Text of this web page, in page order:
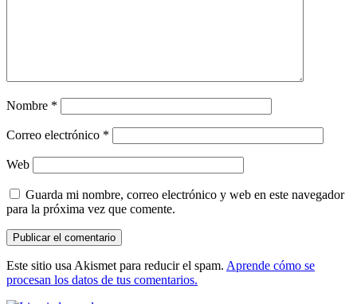
Nombre *
Correo electrónico *
Web
Guarda mi nombre, correo electrónico y web en este navegador
para la próxima vez que comente.
Este sitio usa Akismet para reducir el spam. Aprende cómo se
procesan los datos de tus comentarios.